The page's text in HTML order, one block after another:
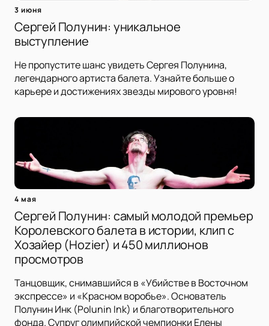
3 июня
Сергей Полунин: уникальное
выступление
Не пропустите шанс увидеть Сергея Полунина,
легендарного артиста балета. Узнайте больше о
карьере и достижениях звезды мирового уровня!
4 мая
Сергей Полунин: самый молодой премьер
Королевского балета в истории, клип с
Хозайер (Hozier) и 450 миллионов
просмотров
Танцовщик, снимавшийся в «Убийстве в Восточном
экспрессе» и «Красном воробье». Основатель
Полунин Инк (Polunin Ink) и благотворительного
фонда. Супруг олимпийской чемпионки Елены